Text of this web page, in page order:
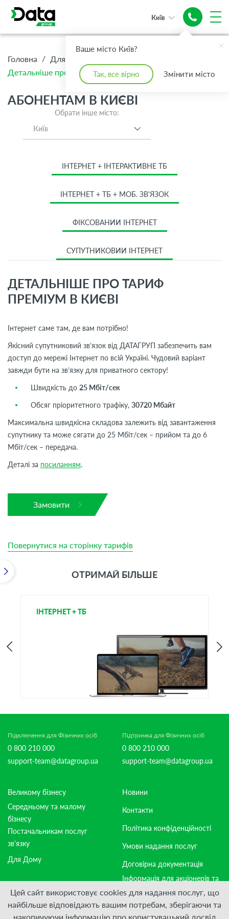
Ваше місто Київ?
Так, все вірно Змінити місто
Київ
Головна / Для Дому
Детальніше про тариф Преміум
АБОНЕНТАМ В КИЄВІ
Обрати інше місто:
Київ
ІНТЕРНЕТ + ІНТЕРАКТИВНЕ ТБ
ІНТЕРНЕТ + ТБ + МОБ. ЗВ'ЯЗОК
ФІКСОВАНИЙ ІНТЕРНЕТ
СУПУТНИКОВИЙ ІНТЕРНЕТ
ДЕТАЛЬНІШЕ ПРО ТАРИФ
ПРЕМІУМ В КИЄВІ
Інтернет саме там, де вам потрібно!
Якісний супутниковий зв’язок від ДАТАГРУП забезпечить вам
доступ до мережі Інтернет по всій Україні. Чудовий варіант
завжди бути на зв’язку для приватного сектору!
Швидкість до 25 Мбіт/сек
Обсяг пріоритетного трафіку, 30720 Мбайт
Максимальна швидкісна складова залежить від завантаження
супутнику та може сягати до 25 Мбіт/сек – прийом та до 6
Мбіт/сек – передача.
Деталі за посиланням.
Замовити
Повернутися на сторінку тарифів
ОТРИМАЙ БІЛЬШЕ
ІНТЕРНЕТ + ТБ
Підключення для Фізичних осіб
0 800 210 000
support-team@datagroup.ua
Підтримка для Фізичних осіб
0 800 210 000
support-team@datagroup.ua
Великому бізнесу
Середньому та малому
бізнесу
Постачальникам послуг
зв'язку
Для Дому
Новини
Контакти
Політика конфіденційності
Умови надання послуг
Договірна документація
Інформація для акціонерів та
стейкхолдерів
Цей сайт використовує cookies для надання послуг, що
найбільше відповідають вашим потребам, зберігаючи та
накопичуючи інформацію про користувацький досвід